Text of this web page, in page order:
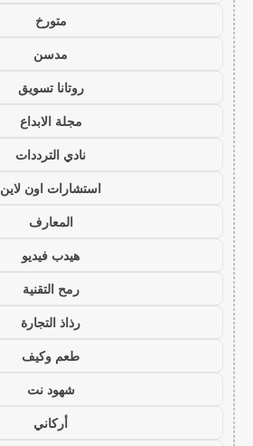
متورخ
مدسن
روتانا تسويق
مجلة الابداع
نادي الترددات
استشارات اون لاين
المعارف
هيدب فيديو
رمح التقنية
رذاذ التجارة
طعم وكيف
شهود نت
أركاني